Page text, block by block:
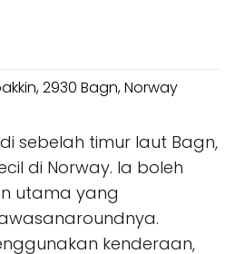
2930 Bagn, Norway
sebelah timur laut Bagn,
di Norway. Ia boleh
utama yang
kenderaan,